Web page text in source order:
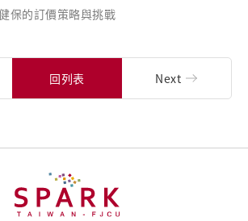
保的訂價策略與挑戰
回列表 Next